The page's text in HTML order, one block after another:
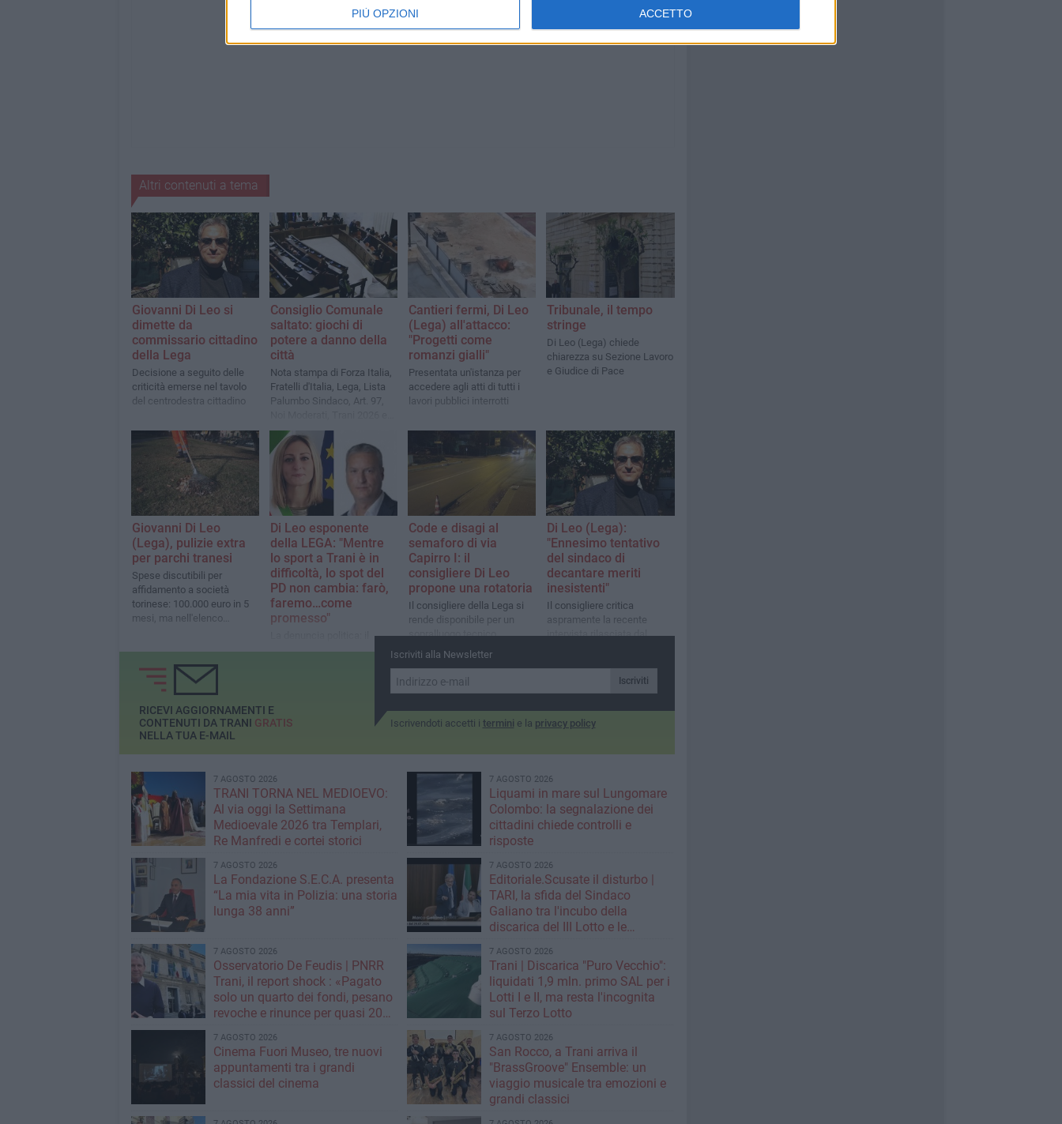
PIÙ OPZIONI ACCETTO
Altri contenuti a tema
Giovanni Di Leo si
dimette da
commissario cittadino
della Lega
Decisione a seguito delle
criticità emerse nel tavolo
del centrodestra cittadino
Consiglio Comunale
saltato: giochi di
potere a danno della
città
Nota stampa di Forza Italia,
Fratelli d'Italia, Lega, Lista
Palumbo Sindaco, Art. 97,
Trani Libera
Cantieri fermi, Di Leo
(Lega) all'attacco:
"Progetti come
romanzi gialli"
Presentata un'istanza per
accedere agli atti di tutti i
lavori pubblici interrotti
Tribunale, il tempo
stringe
Di Leo (Lega) chiede
chiarezza su Sezione Lavoro
e Giudice di Pace
Giovanni Di Leo
(Lega), pulizie extra
per parchi tranesi
Spese discutibili per
affidamento a società
torinese: 100.000 euro in 5
mesi, ma nell'elenco
Di Leo esponente
della LEGA: "Mentre
lo sport a Trani è in
difficoltà, lo spot del
PD non cambia: farò,
faremo…come
promesso"
partito scappa dalle
Code e disagi al
semaforo di via
Capirro I: il
consigliere Di Leo
propone una rotatoria
Il consigliere della Lega si
rende disponibile per un
sopralluogo tecnico
Di Leo (Lega):
"Ennesimo tentativo
del sindaco di
decantare meriti
inesistenti"
Il consigliere critica
aspramente la recente
intervista rilasciata dal
Iscriviti alla Newsletter
Iscriviti
Iscrivendoti accetti i termini e la privacy policy
RICEVI AGGIORNAMENTI E
CONTENUTI DA TRANI GRATIS
NELLA TUA E-MAIL
7 AGOSTO 2026
TRANI TORNA NEL MEDIOEVO:
Al via oggi la Settimana
Medioevale 2026 tra Templari,
Re Manfredi e cortei storici
7 AGOSTO 2026
Liquami in mare sul Lungomare
Colombo: la segnalazione dei
cittadini chiede controlli e
risposte
7 AGOSTO 2026
La Fondazione S.E.C.A. presenta
“La mia vita in Polizia: una storia
lunga 38 anni”
7 AGOSTO 2026
Editoriale.Scusate il disturbo |
TARI, la sfida del Sindaco
Galiano tra l'incubo della
discarica del III Lotto e le
rifiuti
7 AGOSTO 2026
Osservatorio De Feudis | PNRR
Trani, il report shock : «Pagato
solo un quarto dei fondi, pesano
revoche e rinunce per quasi 20
7 AGOSTO 2026
Trani | Discarica "Puro Vecchio":
liquidati 1,9 mln. primo SAL per i
Lotti I e II, ma resta l'incognita
sul Terzo Lotto
7 AGOSTO 2026
Cinema Fuori Museo, tre nuovi
appuntamenti tra i grandi
classici del cinema
7 AGOSTO 2026
San Rocco, a Trani arriva il
"BrassGroove" Ensemble: un
viaggio musicale tra emozioni e
grandi classici